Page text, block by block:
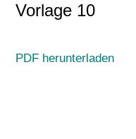
Vorlage 10
PDF herunterladen